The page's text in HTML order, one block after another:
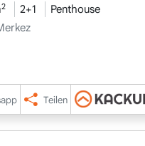
2 2+1
Penthouse
Teilen